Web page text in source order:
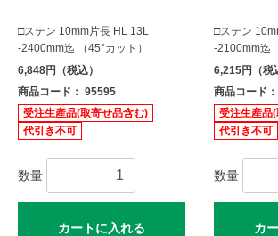
□ステン 10mm片長 HL 13L
-2400mm迄 （45°カット）
6,848円（税込）
商品コード： 95595
受注生産品(取寄せ品含む)
代引き不可
数量
カートに入れる
□ステン
-2100mm迄
6,215円（税
商品コード
受注生産品
代引き不可
数量
カ